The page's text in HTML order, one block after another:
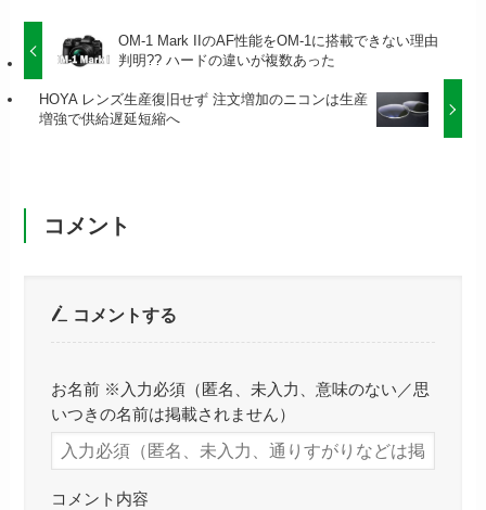
OM-1 Mark IIのAF性能をOM-1に搭載できない理由
判明?? ハードの違いが複数あった
HOYA レンズ生産復旧せず 注文増加のニコンは生産
増強で供給遅延短縮へ
コメント
コメントする
お名前 ※入力必須（匿名、未入力、意味のない／思
いつきの名前は掲載されません）
コメント内容